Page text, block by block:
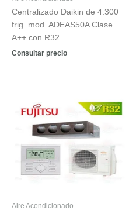
Centralizado Daikin de 4.300
frig. mod. ADEAS50A Clase
A++ con R32
Consultar precio
Aire Acondicionado